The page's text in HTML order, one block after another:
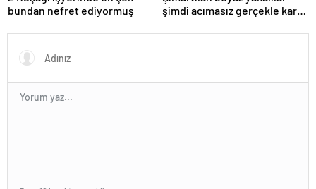
bundan nefret ediyormuş
şimdi acımasız gerçekle karşı